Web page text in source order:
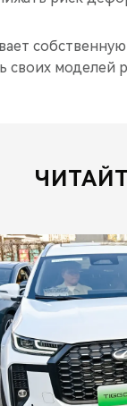
своих моделей